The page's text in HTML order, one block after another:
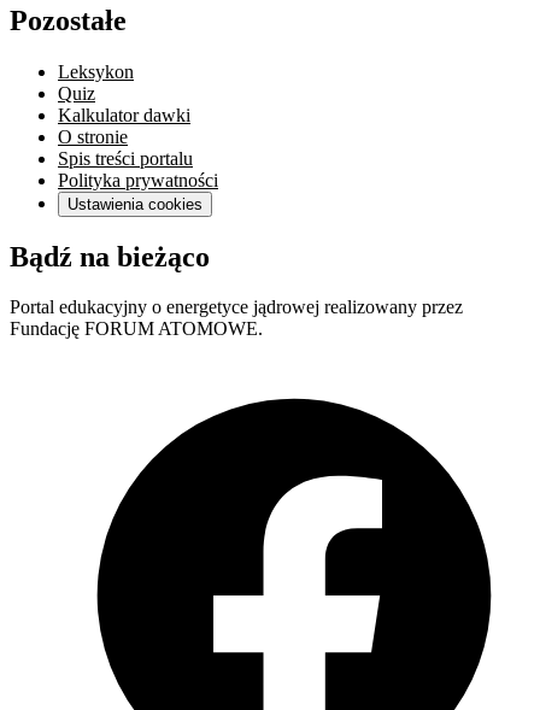
Pozostałe
Leksykon
Quiz
Kalkulator dawki
O stronie
Spis treści portalu
Polityka prywatności
Ustawienia cookies
Bądź na bieżąco
Portal edukacyjny o energetyce jądrowej realizowany przez
Fundację FORUM ATOMOWE.